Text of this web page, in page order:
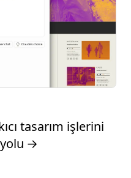
tasarım işlerini
→